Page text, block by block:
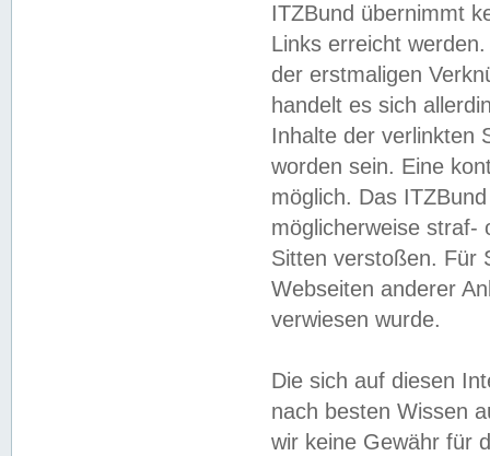
ITZBund übernimmt
Links erreicht
der erstmaligen
handelt es sich
Inhalte der verlinkten
worden sein. Eine
möglich. Das
möglicherweise straf-
Sitten verstoßen. Für
Webseiten anderer
verwiesen wurde.
Die sich auf diesen
nach besten Wissen
wir keine Gewähr für